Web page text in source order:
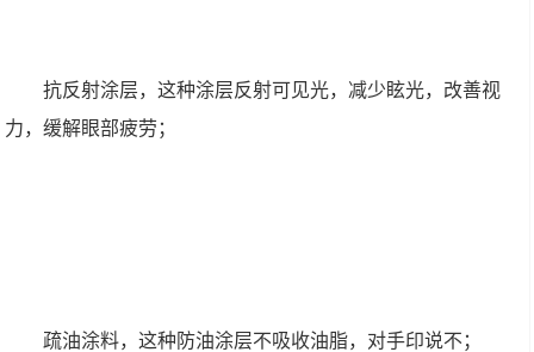
抗反射涂层，这种涂层反射可见光，减少眩光，改善视
力，缓解眼部疲劳；
疏油涂料，这种防油涂层不吸收油脂，对手印说不；